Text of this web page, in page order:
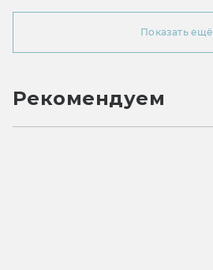
Показать ещё
Рекомендуем